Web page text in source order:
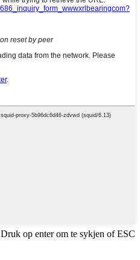
Druk op enter om te sykjen of ESC